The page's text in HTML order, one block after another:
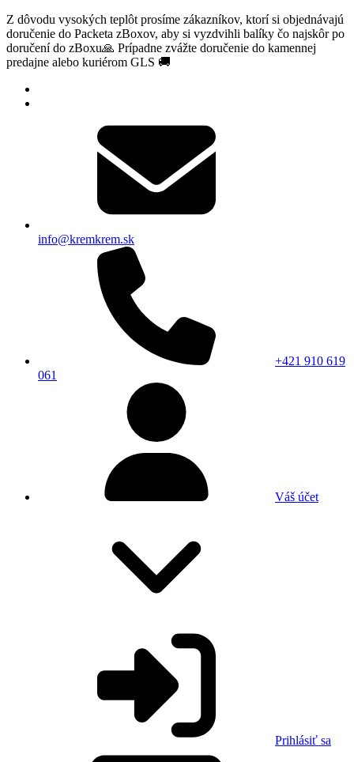
Z dôvodu vysokých teplôt prosíme zákazníkov, ktorí si objednávajú
doručenie do Packeta zBoxov, aby si vyzdvihli balíky čo najskôr po
doručení do zBoxu🙏 Prípadne zvážte doručenie do kamennej
predajne alebo kuriérom GLS 🚚
info@kremkrem.sk
+421 910 619
061
Váš účet
Prihlásiť sa